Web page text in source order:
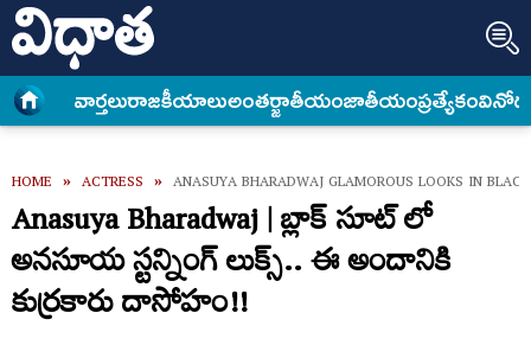
వార్త‌లురాజకీయాలుఅంత‌ర్జాతీయంజాతీయంప్రత్యేకం
HOME » ACTRESS » ANASUYA BHARADWAJ GLAMOROUS LOOKS IN
Anasuya Bharadwaj | బ్లాక్ సూట్ లో
అనసూయ స్టన్నింగ్ లుక్స్.. ఈ అందానికి
కుర్రకారు దాసోహం!!